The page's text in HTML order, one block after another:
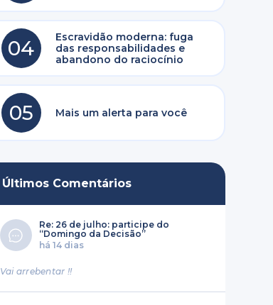
04
Escravidão moderna: fuga
das responsabilidades e
abandono do raciocínio
05 Mais um alerta para você
Últimos Comentários
Re: 26 de julho: participe do
“Domingo da Decisão”
há 14 dias
Vai arrebentar !!